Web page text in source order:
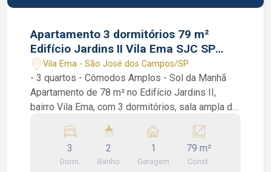
Apartamento 3 dormitórios 79 m²
Edifício Jardins II Vila Ema SJC SP
vaga coberta
Vila Ema - São José dos Campos/SP
- 3 quartos - Cômodos Amplos - Sol da Manhã
Apartamento de 78 m² no Edifício Jardins II,
bairro Vila Ema, com 3 dormitórios, sala ampla de
planejada, área de serviço, 1 vaga de garagem
zelador, elevadores, mercadinho 24h, salão de
3
Dorm.
2
Banho
1
Garagem
79 m²
Const.